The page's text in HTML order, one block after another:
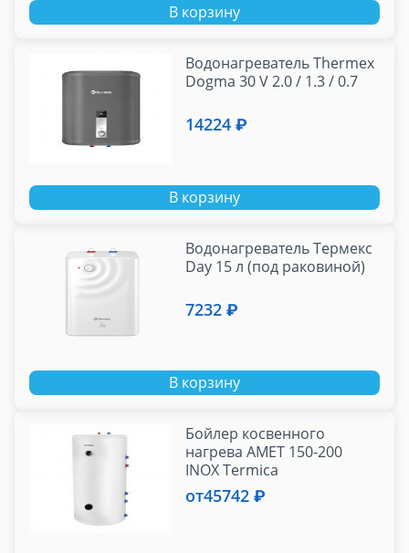
В корзину
Водонагреватель Thermex
Dogma 30 V 2.0 / 1.3 / 0.7
14224 ₽
В корзину
Водонагреватель Термекс
Day 15 л (под раковиной)
7232 ₽
В корзину
Бойлер косвенного
нагрева AMET 150-200
INOX Termica
от45742 ₽